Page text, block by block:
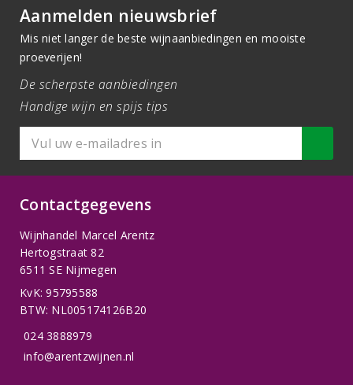
Aanmelden nieuwsbrief
Mis niet langer de beste wijnaanbiedingen en mooiste
proeverijen!
De scherpste aanbiedingen
Handige wijn en spijs tips
Contactgegevens
Wijnhandel Marcel Arentz
Hertogstraat 82
6511 SE Nijmegen
KvK: 95795588
BTW: NL005174126B20
024 3888979
info@arentzwijnen.nl